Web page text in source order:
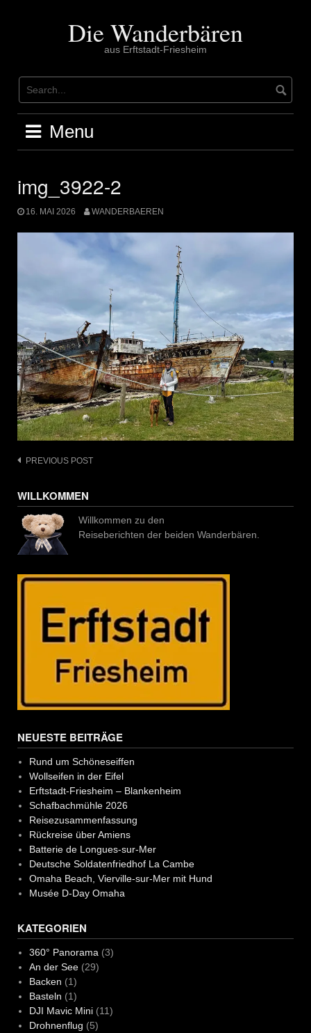
Die Wanderbären
aus Erftstadt-Friesheim
Menu
img_3922-2
16. MAI 2026 WANDERBAEREN
Post
PREVIOUS POST
WILLKOMMEN
Willkommen zu den
Reiseberichten der beiden Wanderbären.
NEUESTE BEITRÄGE
Rund um Schöneseiffen
Wollseifen in der Eifel
Erftstadt-Friesheim – Blankenheim
Schafbachmühle 2026
Reisezusammenfassung
Rückreise über Amiens
Batterie de Longues-sur-Mer
Deutsche Soldatenfriedhof La Cambe
Omaha Beach, Vierville-sur-Mer mit Hund
Musée D-Day Omaha
KATEGORIEN
360° Panorama (3)
An der See(29)
Backen (1)
Basteln (1)
DJI Mavic Mini(11)
Drohnenflug (5)